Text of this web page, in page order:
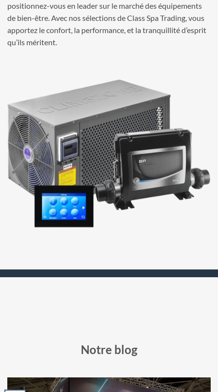
positionnez-vous en leader sur le marché des équipements
de bien-être. Avec nos sélections de Class Spa Trading, vous
apportez le confort, la performance, et la tranquillité d’esprit
qu’ils méritent.
Notre blog